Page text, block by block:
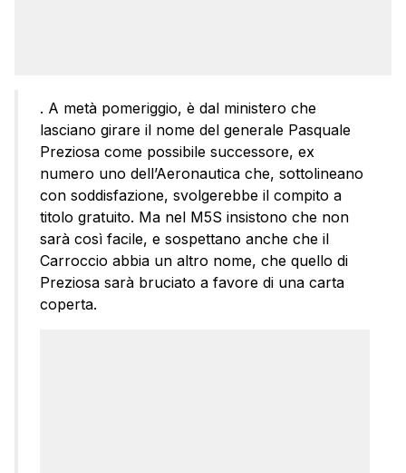
. A metà pomeriggio, è dal ministero che
lasciano girare il nome del generale Pasquale
Preziosa come possibile successore, ex
numero uno dell’Aeronautica che, sottolineano
con soddisfazione, svolgerebbe il compito a
titolo gratuito. Ma nel M5S insistono che non
sarà così facile, e sospettano anche che il
Carroccio abbia un altro nome, che quello di
Preziosa sarà bruciato a favore di una carta
coperta.